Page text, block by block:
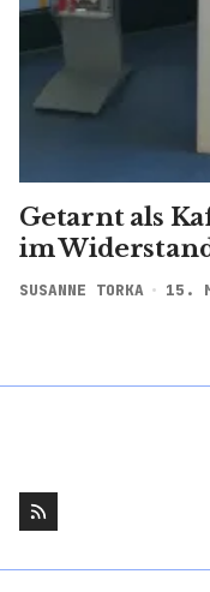
Getarnt als
im
SUSANNE TORKA 15.